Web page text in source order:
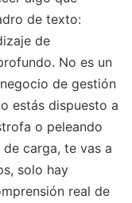
de texto:
de
No es un
de gestión
estás dispuesto a
o peleando
carga, te vas a
solo hay
real de